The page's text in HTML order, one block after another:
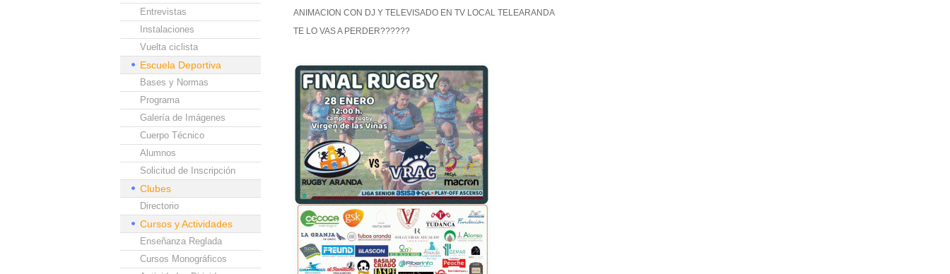
Entrevistas
Instalaciones
Vuelta ciclista
Escuela Deportiva
Bases y Normas
Programa
Galería de Imágenes
Cuerpo Técnico
Alumnos
Solicitud de Inscripción
Clubes
Directorio
Cursos y Actividades
Enseñanza Reglada
Cursos Monográficos
ANIMACION CON DJ Y TELEVISADO EN TV LOCAL TELEARANDA
TE LO VAS A PERDER??????